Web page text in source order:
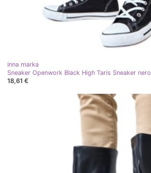
Inna marka
Sneaker Openwork Black High Taris Sneaker nero
18,61 €